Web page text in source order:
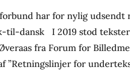
har for nylig
til-dansk I 2019 stod
fra Forum for
”Retningslinjer for